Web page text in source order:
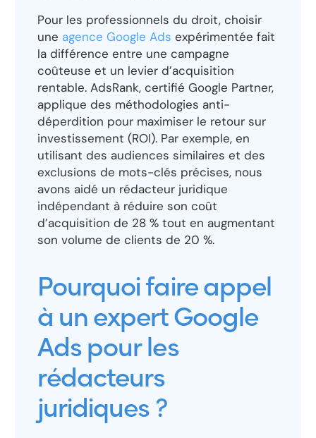
Pour les professionnels du droit, choisir
une agence Google Ads expérimentée fait
la différence entre une campagne
coûteuse et un levier d’acquisition
rentable. AdsRank, certifié Google Partner,
applique des méthodologies anti-
déperdition pour maximiser le retour sur
investissement (ROI). Par exemple, en
utilisant des audiences similaires et des
exclusions de mots-clés précises, nous
avons aidé un rédacteur juridique
indépendant à réduire son coût
d’acquisition de 28 % tout en augmentant
son volume de clients de 20 %.
Pourquoi faire appel
à un expert Google
Ads pour les
rédacteurs
juridiques ?